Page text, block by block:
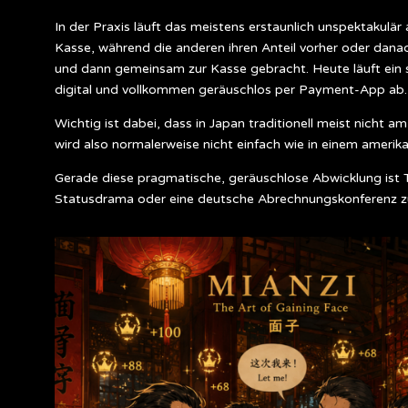
In der Praxis läuft das meistens erstaunlich
Kasse, während die anderen ihren Anteil vorher oder
und dann gemeinsam zur Kasse gebracht. Heute läuft
digital und vollkommen geräuschlos per Payment-App ab.
Wichtig ist dabei, dass in Japan traditionell meist nicht
wird also normalerweise nicht einfach wie in einem
Gerade diese pragmatische, geräuschlose Abwicklung ist
Statusdrama oder eine deutsche Abrechnungskonferenz